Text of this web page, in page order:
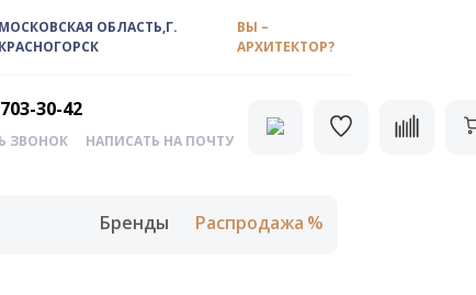
МОСКОВСКАЯ ОБЛАСТЬ,Г.
КРАСНОГОРСК
ВЫ –
АРХИТЕКТОР?
30-42
ЗВОНОК НАПИСАТЬ НА ПОЧТУ
Бренды Распродажа